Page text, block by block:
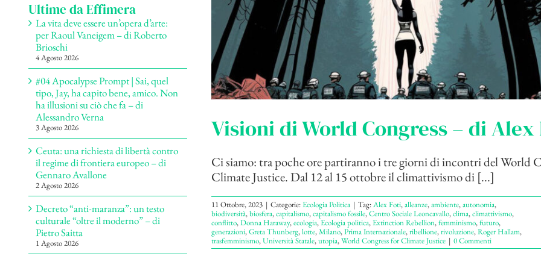
Visioni di World Congress – di Alex
Ci siamo: tra poche ore partiranno i tre giorni di incontri del World
Climate Justice. Dal 12 al 15 ottobre il climattivismo di [...]
11 Ottobre, 2023 | Categorie:Ecologia Politica | Tag:Alex Foti,alleanze,ambiente,autonomia,
biodiversità,biosfera,capitalismo,capitalismo fossile,Centro Sociale Leoncavallo,clima,climattivismo,
conflitto,Donna Haraway,ecologia,Ecologia politica,Extinction Rebellion,femminismo,futuro,
generazioni,Greta Thunberg,lotte,Milano,Prima Internazionale,ribellione,rivoluzione,Roger Hallam,
trasfemminismo,Università Statale,utopia,World Congress for Climate Justice | 0 Commenti
Ultime da Effimera
La vita deve essere un’opera d’arte:
per Raoul Vaneigem – di Roberto
Brioschi
4 Agosto 2026
#04 Apocalypse Prompt | Sai, quel
tipo, Jay, ha capito bene, amico. Non
ha illusioni su ciò che fa – di
Alessandro Verna
3 Agosto 2026
Ceuta: una richiesta di libertà contro
il regime di frontiera europeo – di
Gennaro Avallone
2 Agosto 2026
Decreto “anti-maranza”: un testo
culturale “oltre il moderno” – di
Pietro Saitta
1 Agosto 2026